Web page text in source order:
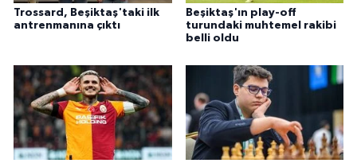
Trossard, Beşiktaş'taki ilk
antrenmanına çıktı
Beşiktaş'ın play-off
turundaki muhtemel rakibi
belli oldu